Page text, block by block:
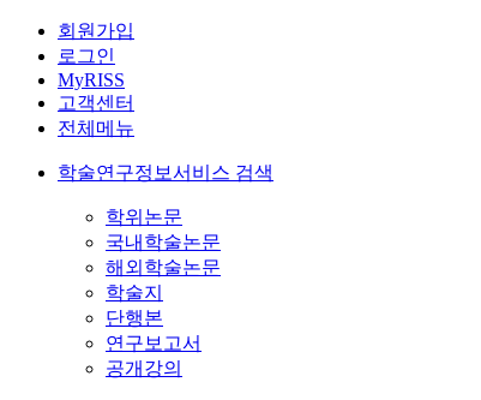
회원가입
로그인
MyRISS
고객센터
전체메뉴
학술연구정보서비스 검색
학위논문
국내학술논문
해외학술논문
학술지
단행본
연구보고서
공개강의